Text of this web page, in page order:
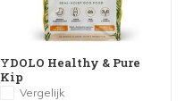
YDOLO Healthy & Pure
Kip
Vergelijk